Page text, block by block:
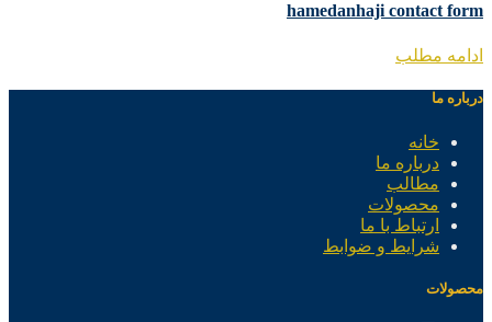
hamedanhaji contact form
ادامه مطلب
درباره ما
خانه
درباره ما
مطالب
محصولات
ارتباط با ما
شرایط و ضوابط
محصولات